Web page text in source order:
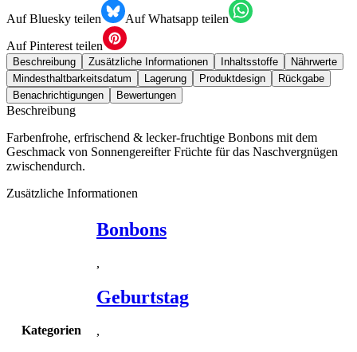
Auf Bluesky teilen
Auf Whatsapp teilen
Auf Pinterest teilen
Beschreibung Zusätzliche Informationen Inhaltsstoffe
Nährwerte
Mindesthaltbarkeitsdatum
Lagerung Produktdesign
Rückgabe
Benachrichtigungen
Bewertungen
Beschreibung
Farbenfrohe, erfrischend & lecker-fruchtige Bonbons mit dem
Geschmack von Sonnengereifter Früchte für das Naschvergnügen
zwischendurch.
Zusätzliche Informationen
Kategorien
Bonbons
,
Geburtstag
,